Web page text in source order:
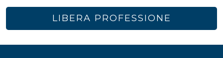
LIBERA PROFESSIONE